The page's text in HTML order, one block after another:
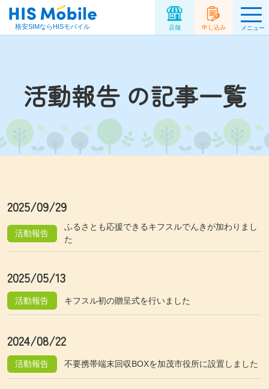
格安SIMならHISモバイル 店舗 申し込み メニュー
活動報告 の記事一覧
2025/09/29
活動報告
ふるさとも応援できるキフスルでんきが加わりまし
た
2025/05/13
活動報告 キフスル初の贈呈式を行いました
2024/08/22
活動報告 不要携帯端末回収BOXを加茂市役所に設置しました